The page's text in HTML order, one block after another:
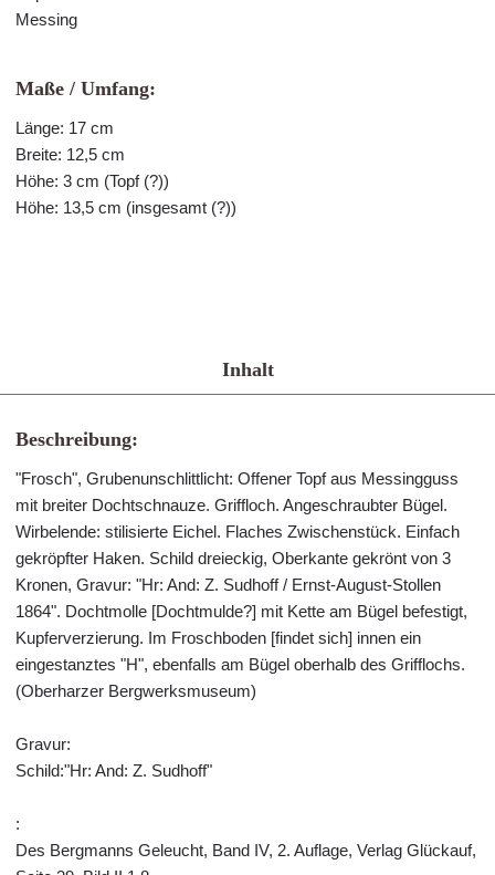
Messing
Maße / Umfang:
Länge: 17 cm
Breite: 12,5 cm
Höhe: 3 cm (Topf (?))
Höhe: 13,5 cm (insgesamt (?))
Inhalt
Beschreibung:
"Frosch", Grubenunschlittlicht: Offener Topf aus Messingguss
mit breiter Dochtschnauze. Griffloch. Angeschraubter Bügel.
Wirbelende: stilisierte Eichel. Flaches Zwischenstück. Einfach
gekröpfter Haken. Schild dreieckig, Oberkante gekrönt von 3
Kronen, Gravur: "Hr: And: Z. Sudhoff / Ernst-August-Stollen
1864". Dochtmolle [Dochtmulde?] mit Kette am Bügel befestigt,
Kupferverzierung. Im Froschboden [findet sich] innen ein
eingestanztes "H", ebenfalls am Bügel oberhalb des Grifflochs.
(Oberharzer Bergwerksmuseum)
Gravur:
Schild:"Hr: And: Z. Sudhoff"
:
Des Bergmanns Geleucht, Band IV, 2. Auflage, Verlag Glückauf,